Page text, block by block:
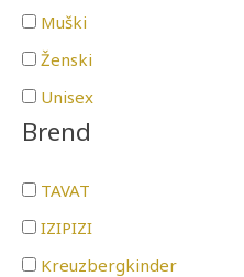
Muški
Ženski
Unisex
Brend
TAVAT
IZIPIZI
Kreuzbergkinder